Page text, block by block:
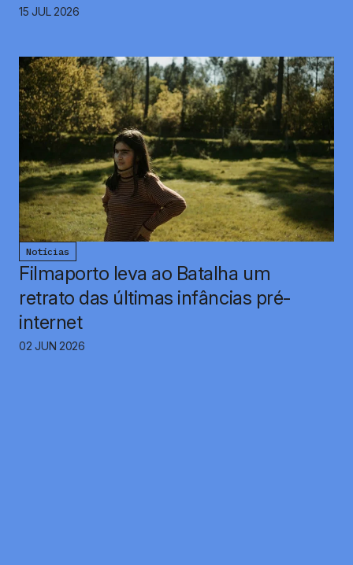
15 JUL 2026
Notícias
Filmaporto leva ao Batalha um
retrato das últimas infâncias pré-
internet
02 JUN 2026